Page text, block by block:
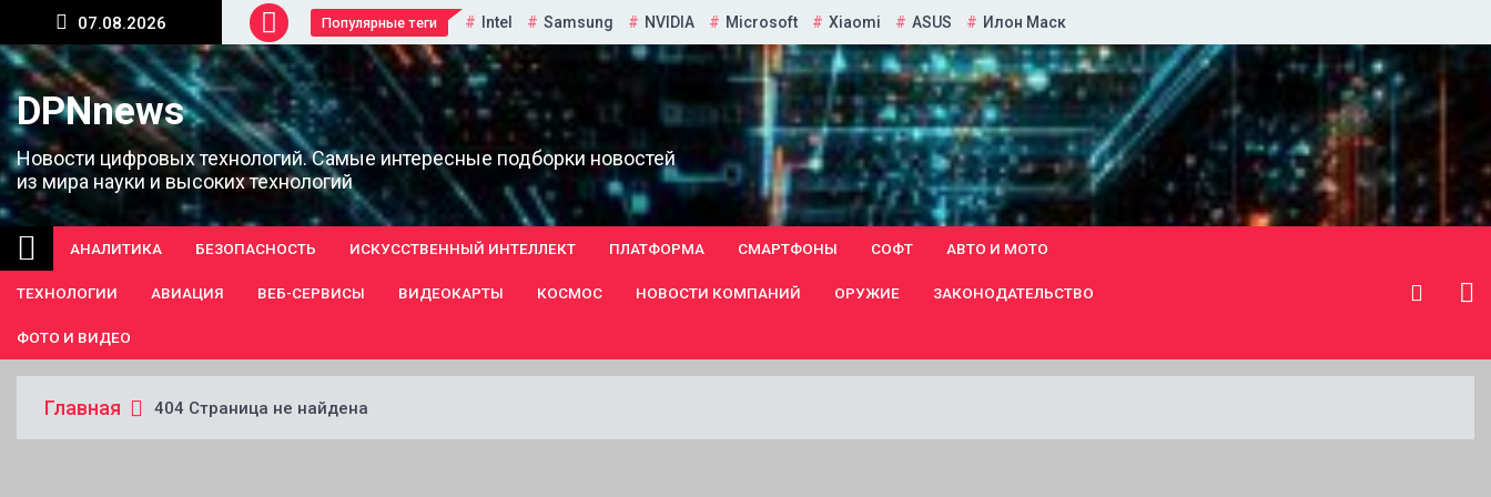
Перейти
содержанию
07.08.2026 Популярные теги Intel Samsung NVIDIA Microsoft Xiaomi ASUS Илон Маск
DPNnews
Новости цифровых технологий. Самые интересные подборки новостей
из мира науки и высоких технологий
АНАЛИТИКА БЕЗОПАСНОСТЬ ИСКУССТВЕННЫЙ ИНТЕЛЛЕКТ ПЛАТФОРМА СМАРТФОНЫ СОФТ АВТО И МОТО
ТЕХНОЛОГИИ АВИАЦИЯ ВЕБ-СЕРВИСЫ ВИДЕОКАРТЫ КОСМОС НОВОСТИ КОМПАНИЙ ОРУЖИЕ ЗАКОНОДАТЕЛЬСТВО
ФОТО И ВИДЕО
Главная 404 Страница не найдена